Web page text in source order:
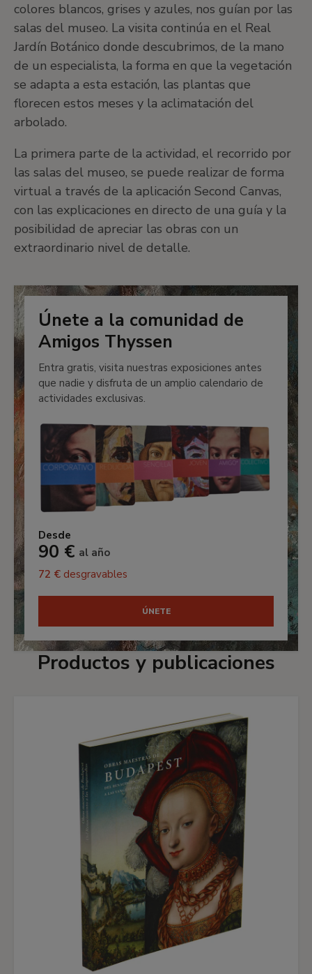
colores blancos, grises y azules, nos guían por las
salas del museo. La visita continúa en el Real
Jardín Botánico donde descubrimos, de la mano
de un especialista, la forma en que la vegetación
se adapta a esta estación, las plantas que
florecen estos meses y la aclimatación del
arbolado.
La primera parte de la actividad, el recorrido por
las salas del museo, se puede realizar de forma
virtual a través de la aplicación Second Canvas,
con las explicaciones en directo de una guía y la
posibilidad de apreciar las obras con un
extraordinario nivel de detalle.
Únete a la comunidad de
Amigos Thyssen
Entra gratis, visita nuestras exposiciones antes
que nadie y disfruta de un amplio calendario de
actividades exclusivas.
Desde
90 € al año
72 € desgravables
ÚNETE
Productos y publicaciones